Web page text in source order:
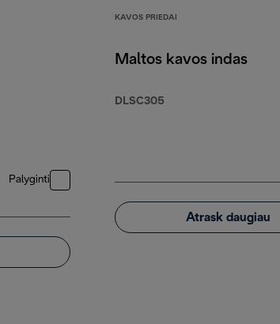
Palyginti
KAVOS PRIEDAI
Maltos kavos indas
DLSC305
Atrask daugiau